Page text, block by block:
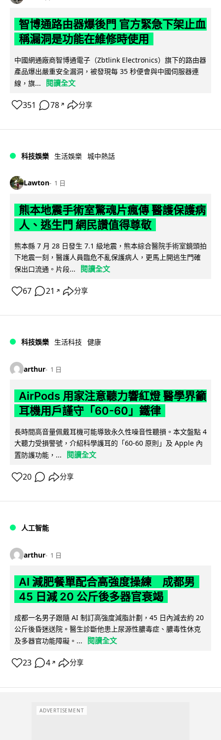
智博通路由器爆後門 官方緊急下架止血
稱漏洞是功能在維修時使用
中國網通廠商智博通電子（Zbtlink Electronics）旗下的路由器
產品爆出嚴重安全漏洞，被發現每 35 秒便會與中國伺服器連
線，旗...
閱讀全文
351 78 ↗ 分享
科技娛樂 生活娛樂 城中熱話
Lawton 1 日
熊本地震手術室驚魂片瘋傳 醫護保護病
人、逃生門 網民讚值得尊敬
熊本縣 7 月 28 日發生 7.1 級地震，熊本綜合醫院手術室鏡頭拍
下地震一刻，醫護人員臨危不亂保護病人，更馬上開逃生門確
保出口流通。片段...
閱讀全文
67 21 ↗ 分享
科技娛樂 生活科技 健康
arthur 1 日
AirPods 用家注意聽力響紅燈 醫學界籲
耳機用戶謹守「60-60」鐵律
長時間高音量佩戴耳機可能導致永久性噪音性聽損。本文盤點 4
大聽力受損警號，介紹科學護耳的「60-60 原則」及 Apple 內
置防護功能，...
閱讀全文
20 分享
人工智能
arthur 1 日
AI 減肥餐單配合高強度操練 成都男
45 日減 20 公斤後多器官衰竭
成都一名男子跟隨 AI 制訂高強度減脂計劃，45 日內減去約 20
公斤後昏迷送院。醫生診斷他患上尿源性膿毒症、膿毒性休克
及多器官功能障礙。...
閱讀全文
23 4 ↗ 分享
ADVERTISEMENT